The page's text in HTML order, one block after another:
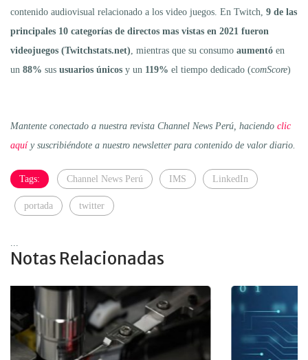
contenido audiovisual relacionado a los video juegos. En Twitch, 9 de las
principales 10 categorías de directos mas vistas en 2021 fueron
videojuegos (Twitchstats.net) , mientras que su consumo aumentó en
un 88% sus usuarios únicos y un 119% el tiempo dedicado (comScore)
Mantente conectado a nuestra revista Channel News Perú, haciendo clic
aquíy suscribiéndote a nuestro newsletter para contenido de valor diario.
Tags: Channel News Perú IMS LinkedIn
portada twitter
Notas Relacionadas